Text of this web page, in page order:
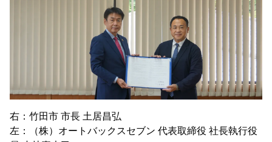
右：竹田市 市長 土居昌弘
左：（株）オートバックスセブン 代表取締役 社長執行役